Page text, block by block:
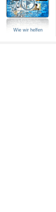
Wie wir helfen